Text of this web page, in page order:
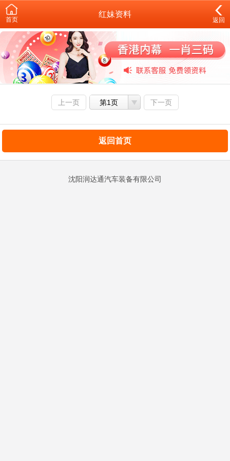
首页
红妹资料
返回
上一页 第1页 下一页
返回首页
沈阳润达通汽车装备有限公司